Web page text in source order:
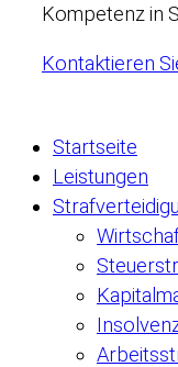
Kompetenz in
Kontaktieren
Startseite
Leistungen